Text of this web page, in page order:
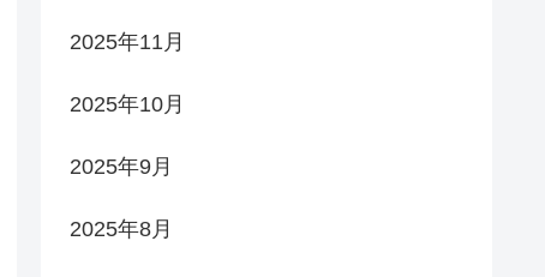
2025年11月
2025年10月
2025年9月
2025年8月